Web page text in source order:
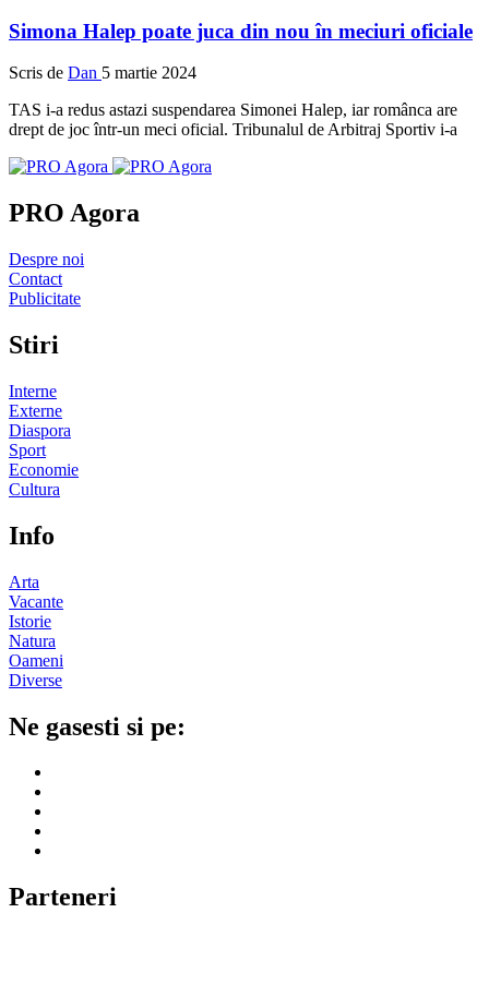
Simona Halep poate juca din nou în meciuri oficiale
Scris de Dan 5 martie 2024
TAS i-a redus astazi suspendarea Simonei Halep, iar românca are
drept de joc într-un meci oficial. Tribunalul de Arbitraj Sportiv i-a
PRO Agora
Despre noi
Contact
Publicitate
Stiri
Interne
Externe
Diaspora
Sport
Economie
Cultura
Info
Arta
Vacante
Istorie
Natura
Oameni
Diverse
Ne gasesti si pe:
Parteneri